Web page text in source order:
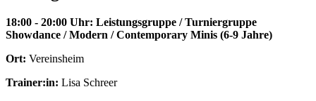
18:00 - 20:00 Uhr: Leistungsgruppe / Turniergruppe
Showdance / Modern / Contemporary Minis (6-9 Jahre)
Ort: Vereinsheim
Trainer:in: Lisa Schreer